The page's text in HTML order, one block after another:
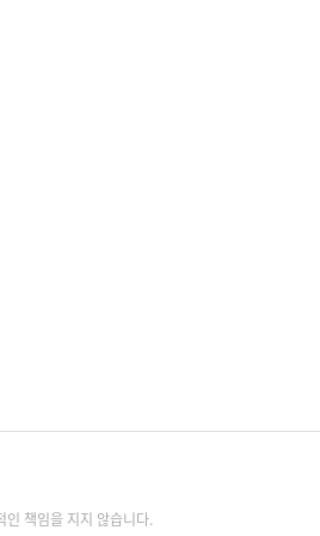
인 책임을 지지 않습니다.